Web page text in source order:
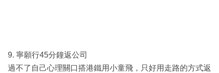
9. 寧願行45分鐘返公司
過不了自己心理關口搭港鐵用小童飛，只好用走路的方式返